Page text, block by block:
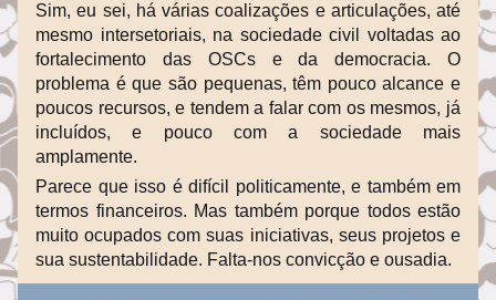
Sim, eu sei, há várias coalizações e articulações, até
mesmo intersetoriais, na sociedade civil voltadas ao
fortalecimento das OSCs e da democracia. O
problema é que são pequenas, têm pouco alcance e
poucos recursos, e tendem a falar com os mesmos, já
incluídos, e pouco com a sociedade mais
amplamente.
Parece que isso é difícil politicamente, e também em
termos financeiros. Mas também porque todos estão
muito ocupados com suas iniciativas, seus projetos e
sua sustentabilidade. Falta-nos convicção e ousadia.